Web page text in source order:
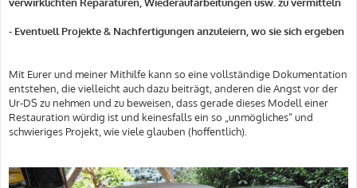
- Eventuell Projekte & Nachfertigungen anzuleiern, wo sie sich ergeben
Mit Eurer und meiner Mithilfe kann so eine vollständige Dokumentation
entstehen, die vielleicht auch dazu beiträgt, anderen die Angst vor der
Ur-DS zu nehmen und zu beweisen, dass gerade dieses Modell einer
Restauration würdig ist und keinesfalls ein so „unmögliches“ und
schwieriges Projekt, wie viele glauben (hoffentlich).